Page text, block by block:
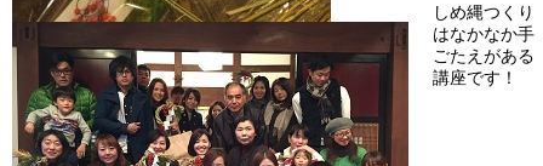
しめ縄つくり
はなかなか手
ごたえがある
講座です！